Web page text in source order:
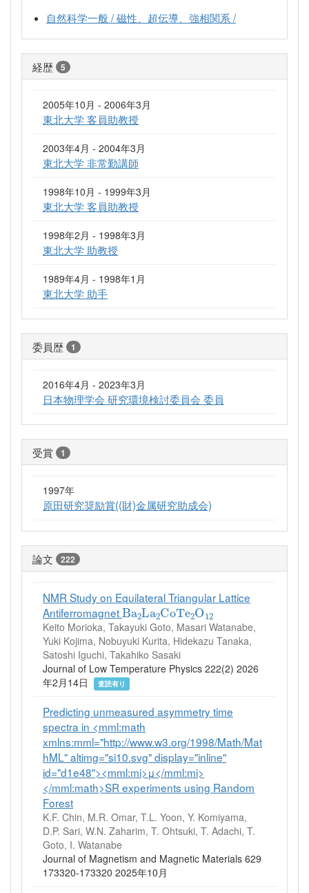
自然科学一般 / 磁性、超伝導、強相関系 /
経歴 5
2005年10月 - 2006年3月
東北大学 客員助教授
2003年4月 - 2004年3月
東北大学 非常勤講師
1998年10月 - 1999年3月
東北大学 客員助教授
1998年2月 - 1998年3月
東北大学 助教授
1989年4月 - 1998年1月
東北大学 助手
委員歴 1
2016年4月 - 2023年3月
日本物理学会 研究環境検討委員会 委員
受賞 1
1997年
原田研究奨励賞((財)金属研究助成会)
論文 222
NMR Study on Equilateral Triangular Lattice
AntiferromagnetBa2La2CoTe2O12
Keito Morioka, Takayuki Goto, Masari Watanabe,
Yuki Kojima, Nobuyuki Kurita, Hidekazu Tanaka,
Satoshi Iguchi, Takahiko Sasaki
Journal of Low Temperature Physics 222(2) 2026
年2月14日
査読有り
Predicting unmeasured asymmetry time
spectra in <mml:math
xmlns:mml="http://www.w3.org/1998/Math/Mat
hML" altimg="si10.svg" display="inline"
id="d1e48"><mml:mi>μ</mml:mi>
</mml:math>SR experiments using Random
Forest
K.F. Chin, M.R. Omar, T.L. Yoon, Y. Komiyama,
D.P. Sari, W.N. Zaharim, T. Ohtsuki, T. Adachi, T.
Goto, I. Watanabe
Journal of Magnetism and Magnetic Materials 629
173320-173320 2025年10月